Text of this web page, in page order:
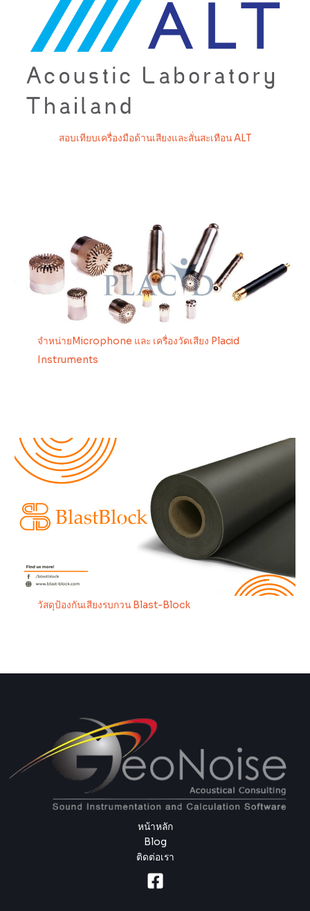
สอบเทียบเครื่องมือด้านเสียงและสั่นสะเทือน ALT
จำหน่ายMicrophone และ เครื่องวัดเสียง Placid
Instruments
วัสดุป้องกันเสียงรบกวน Blast-Block
หน้าหลัก
Blog
ติดต่อเรา